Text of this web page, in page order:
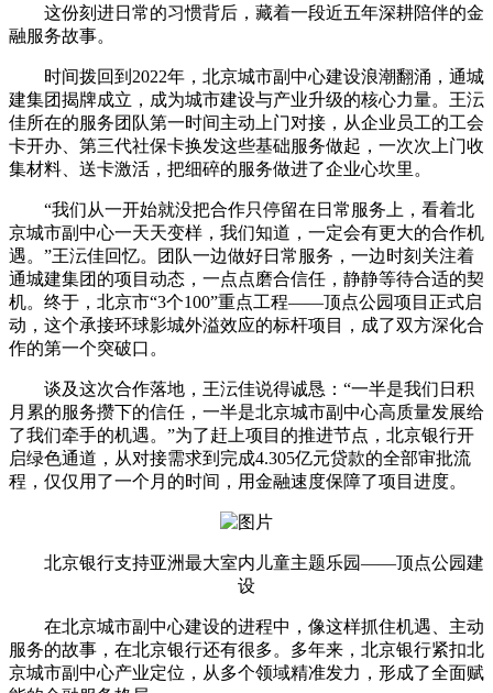
这份刻进日常的习惯背后，藏着一段近五年深耕陪伴的金
融服务故事。
时间拨回到2022年，北京城市副中心建设浪潮翻涌，通城
建集团揭牌成立，成为城市建设与产业升级的核心力量。王沄
佳所在的服务团队第一时间主动上门对接，从企业员工的工会
卡开办、第三代社保卡换发这些基础服务做起，一次次上门收
集材料、送卡激活，把细碎的服务做进了企业心坎里。
“我们从一开始就没把合作只停留在日常服务上，看着北
京城市副中心一天天变样，我们知道，一定会有更大的合作机
遇。”王沄佳回忆。团队一边做好日常服务，一边时刻关注着
通城建集团的项目动态，一点点磨合信任，静静等待合适的契
机。终于，北京市“3个100”重点工程——顶点公园项目正式启
动，这个承接环球影城外溢效应的标杆项目，成了双方深化合
作的第一个突破口。
谈及这次合作落地，王沄佳说得诚恳：“一半是我们日积
月累的服务攒下的信任，一半是北京城市副中心高质量发展给
了我们牵手的机遇。”为了赶上项目的推进节点，北京银行开
启绿色通道，从对接需求到完成4.305亿元贷款的全部审批流
程，仅仅用了一个月的时间，用金融速度保障了项目进度。
北京银行支持亚洲最大室内儿童主题乐园——顶点公园建
设
在北京城市副中心建设的进程中，像这样抓住机遇、主动
服务的故事，在北京银行还有很多。多年来，北京银行紧扣北
京城市副中心产业定位，从多个领域精准发力，形成了全面赋